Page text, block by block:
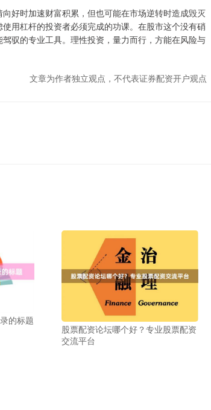
好时加速财富积累，但也可能在市场逆转时造成毁灭
用杠杆的投资者必须完成的功课。在股市这个没有硝
驭的专业工具。理性投资，量力而行，方能在风险与
文章为作者独立观点，不代表证券配资开户观点
的标题
股票配资论坛哪个好？专业股票配资
交流平台